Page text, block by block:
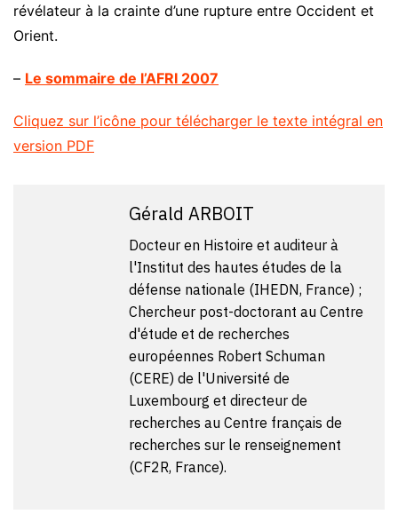
révélateur à la crainte d’une rupture entre Occident et
Orient.
– Le sommaire de l’AFRI 2007
Cliquez sur l’icône pour télécharger le texte intégral en
version PDF
Gérald ARBOIT
Docteur en Histoire et auditeur à
l'Institut des hautes études de la
défense nationale (IHEDN, France) ;
Chercheur post-doctorant au Centre
d'étude et de recherches
européennes Robert Schuman
(CERE) de l'Université de
Luxembourg et directeur de
recherches au Centre français de
recherches sur le renseignement
(CF2R, France).